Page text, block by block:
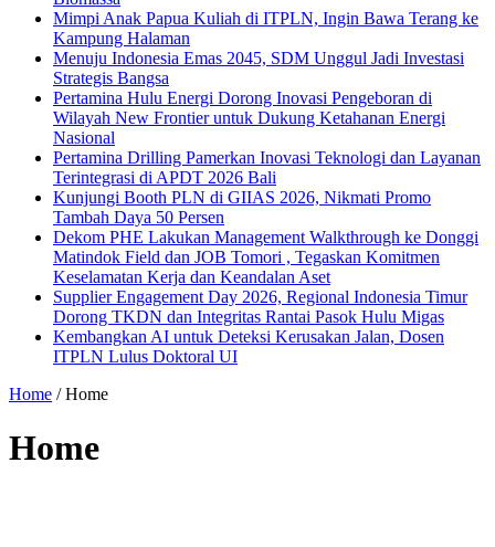
Mimpi Anak Papua Kuliah di ITPLN, Ingin Bawa Terang ke
Kampung Halaman
Menuju Indonesia Emas 2045, SDM Unggul Jadi Investasi
Strategis Bangsa
Pertamina Hulu Energi Dorong Inovasi Pengeboran di
Wilayah New Frontier untuk Dukung Ketahanan Energi
Nasional
Pertamina Drilling Pamerkan Inovasi Teknologi dan Layanan
Terintegrasi di APDT 2026 Bali
Kunjungi Booth PLN di GIIAS 2026, Nikmati Promo
Tambah Daya 50 Persen
Dekom PHE Lakukan Management Walkthrough ke Donggi
Matindok Field dan JOB Tomori , Tegaskan Komitmen
Keselamatan Kerja dan Keandalan Aset
Supplier Engagement Day 2026, Regional Indonesia Timur
Dorong TKDN dan Integritas Rantai Pasok Hulu Migas
Kembangkan AI untuk Deteksi Kerusakan Jalan, Dosen
ITPLN Lulus Doktoral UI
Home / Home
Home